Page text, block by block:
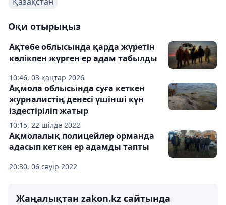
Оқи отырыңыз
10:46, 03 қаңтар 2026
Ақтөбе облысында қарда жүретін
көлікпен жүрген ер адам табылды
10:15, 22 шілде 2022
Ақмола облысында суға кеткен
журналистің денесі үшінші күн
іздестіріліп жатыр
20:30, 06 сәуір 2022
Ақмолалық полицейлер орманда
адасып кеткен ер адамды тапты
Жаңалықтан zakon.kz сайтында